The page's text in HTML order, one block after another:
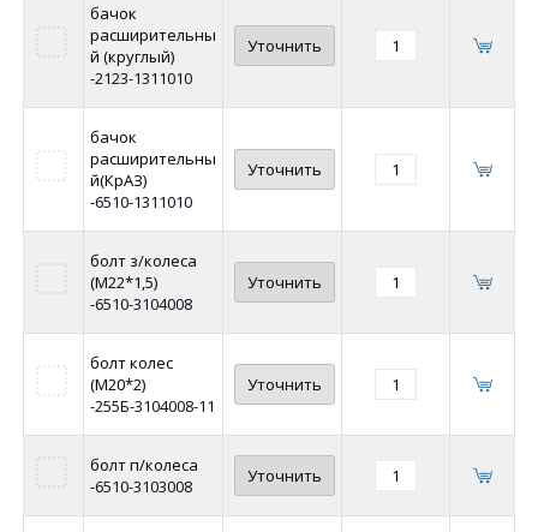
бачок
расширительны
й (круглый)
-2123-1311010
Уточнить
бачок
расширительны
й(КрАЗ)
-6510-1311010
Уточнить
болт з/колеса
(М22*1,5)
-6510-3104008
Уточнить
болт колес
(М20*2)
-255Б-3104008-11
Уточнить
болт п/колеса
-6510-3103008
Уточнить